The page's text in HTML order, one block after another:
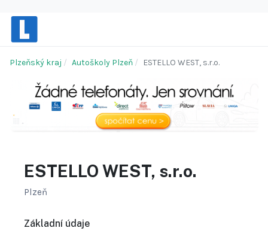
Plzeňský kraj Autoškoly Plzeň ESTELLO WEST, s.r.o.
ESTELLO WEST, s.r.o.
Plzeň
Základní údaje